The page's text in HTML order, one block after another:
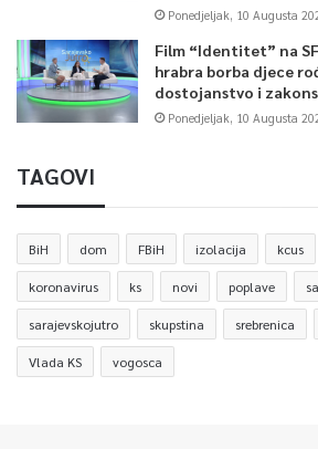
Ponedjeljak, 10 Augusta
Film “Identitet” na
hrabra borba djece
dostojanstvo i
Ponedjeljak, 10 Augusta
TAGOVI
BiH dom FBiH izolacija kcus
koronavirus ks novi poplave
sarajevskojutro skupstina srebrenica
Vlada KS vogosca